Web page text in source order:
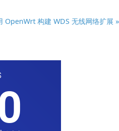
OpenWrt 构建 WDS 无线网络扩展 »